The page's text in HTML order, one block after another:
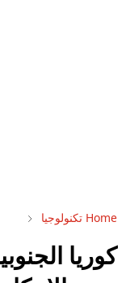
Home تكنولوجيا
كوريا